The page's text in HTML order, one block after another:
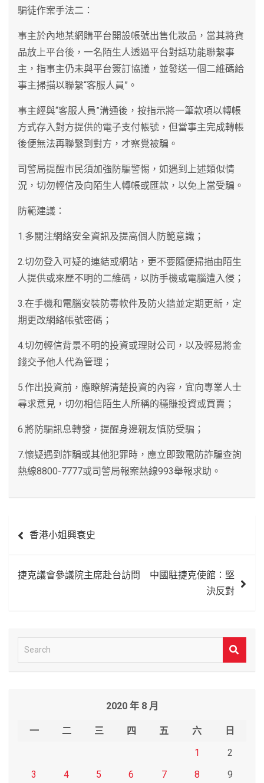
騙徒作案手法二：
事主於內地某網購平台開設帳號出售化妝品，當其將貨
品放上平台後，一名陌生人透過平台對話功能聯繫事
主，指事主仍未與平台簽訂協議，並發送一個二維碼給
事主掃描以聯繫“客服人員”。
事主經與“客服人員”溝通後，按指示將一筆款項以轉帳
方式存入對方提供的電子支付帳號，但當事主完成轉帳
後便無法再聯繫到對方，才察覺被騙。
司警局提醒市民須加強防騙警惕，如遇到上述類似情
況，切勿輕信及向陌生人轉帳或匯款，以免上當受騙。
防範建議：
1.多關注網絡安全資訊及提高個人防範意識；
2.切勿登入可疑的連結或網站，更不要隨便掃描由陌生
人提供或來歷不明的二維碼，以防手機或電腦遭入侵；
3.在手機和電腦安裝防毒軟件及防火牆並定期更新，定
期更改網絡帳號密碼；
4.切勿輕信背景不明的投資或理財公司，以及輕易將金
錢交予他人代為管理；
5.作出投資前，應瞭解清楚投資的內容，宜向專業人士
尋求意見，切勿相信陌生人所稱的穩賺投資或買賣；
6.將防騙訊息轉發，提醒身邊親友慎防受騙；
7.懷疑遇到詐騙或其他犯罪時，應立即致電防詐騙查詢
熱線8800-7777或司警局報案熱線993舉報求助。
章
覽
香港小姐興衰史
捷克議會參議院主席赴台訪問 中國駐捷克使館：堅
決反對
e
2020 年 8 月
一 二 三 四 五 六
日
1
2
3
4 5 6 7 8 9